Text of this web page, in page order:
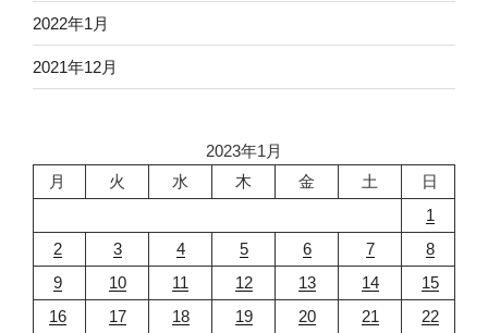
2022年1月
2021年12月
2023年1月
月
火 水 木 金 土
日
1
2
3 4 5 6 7
8
9
10 11 12 13 14
15
16
17 18 19 20 21
22